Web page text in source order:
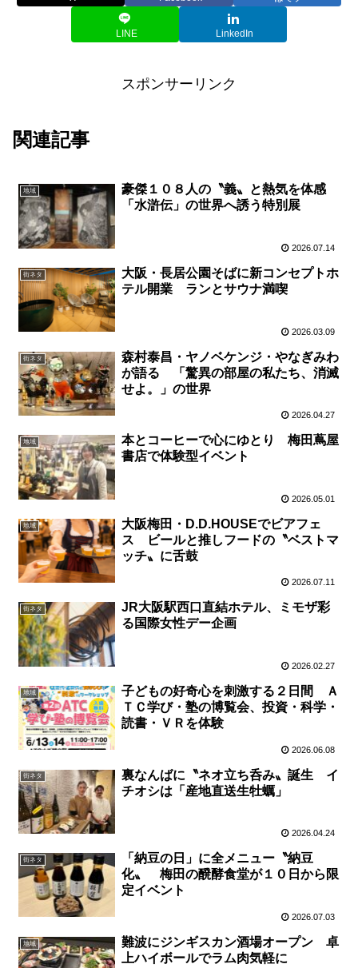
LINE LinkedIn
スポンサーリンク
関連記事
地域
豪傑１０８人の〝義〟と熱気を体感
「水滸伝」の世界へ誘う特別展
2026.07.14
街ネタ
大阪・長居公園そばに新コンセプトホ
テル開業 ランとサウナ満喫
2026.03.09
街ネタ
森村泰昌・ヤノベケンジ・やなぎみわ
が語る 「驚異の部屋の私たち、消滅
せよ。」の世界
2026.04.27
地域
本とコーヒーで心にゆとり 梅田蔦屋
書店で体験型イベント
2026.05.01
地域
大阪梅田・D.D.HOUSEでビアフェ
ス ビールと推しフードの〝ベストマ
ッチ〟に舌鼓
2026.07.11
街ネタ
JR大阪駅西口直結ホテル、ミモザ彩
る国際女性デー企画
2026.02.27
地域
子どもの好奇心を刺激する２日間 Ａ
ＴＣ学び・塾の博覧会、投資・科学・
読書・ＶＲを体験
2026.06.08
街ネタ
裏なんばに〝ネオ立ち呑み〟誕生 イ
チオシは「産地直送生牡蠣」
2026.04.24
街ネタ
「納豆の日」に全メニュー〝納豆
化〟 梅田の醗酵食堂が１０日から限
定イベント
2026.07.03
地域
難波にジンギスカン酒場オープン 卓
上ハイボールでラム肉気軽に